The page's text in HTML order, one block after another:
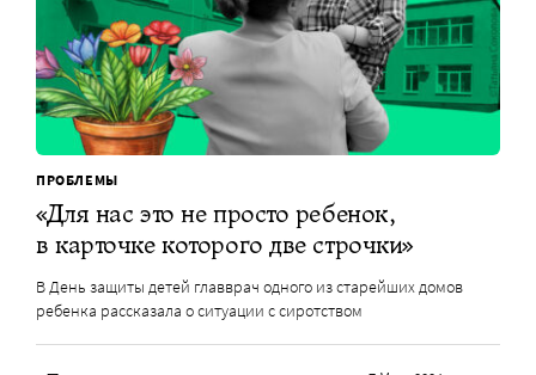
ПРОБЛЕМЫ
«Для нас это не просто ребенок,
в карточке которого две строчки»
В День защиты детей главврач одного из старейших домов
ребенка рассказала о ситуации с сиротством